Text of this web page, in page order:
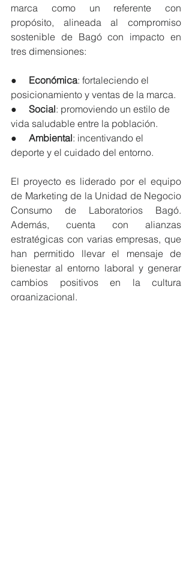
marca como un referente con
propósito, alineada al compromiso
sostenible de Bagó con impacto en
tres dimensiones:
● Económica: fortaleciendo el
posicionamiento y ventas de la marca.
● Social: promoviendo un estilo de
vida saludable entre la población.
● Ambiental: incentivando el
deporte y el cuidado del entorno.
El proyecto es liderado por el equipo
de Marketing de la Unidad de Negocio
Consumo de Laboratorios Bagó.
Además, cuenta con alianzas
estratégicas con varias empresas, que
han permitido llevar el mensaje de
bienestar al entorno laboral y generar
cambios positivos en la cultura
organizacional.